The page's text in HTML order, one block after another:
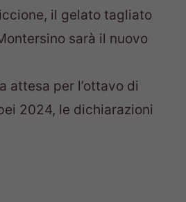
il gelato tagliato
sarà il nuovo
attesa per l’ottavo di
2024, le dichiarazioni